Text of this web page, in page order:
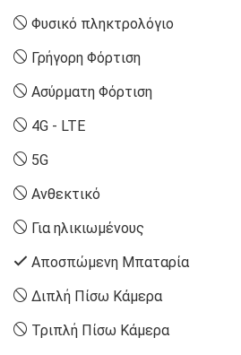
Φυσικό πληκτρολόγιο
Γρήγορη Φόρτιση
Ασύρματη Φόρτιση
4G - LTE
5G
Ανθεκτικό
Για ηλικιωμένους
Αποσπώμενη Μπαταρία
Διπλή Πίσω Κάμερα
Τριπλή Πίσω Κάμερα